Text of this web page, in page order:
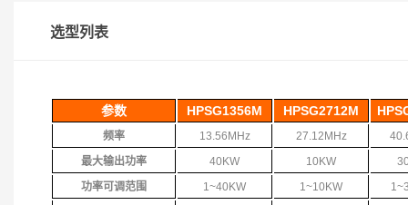
选型列表
参数 HPSG1356M HPSG2712M
频率 13.56MHz 27.12MHz
最大输出功率
40KW 10KW
功率可调范围
1~40KW 1~10KW